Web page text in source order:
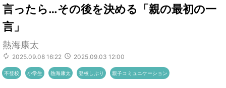
言ったら…その後を決める「親の最初の一
言」
熱海康太
2025.09.08 16:22 2025.09.03 12:00
不登校 小学生 熱海康太 登校しぶり 親子コミュニケーション